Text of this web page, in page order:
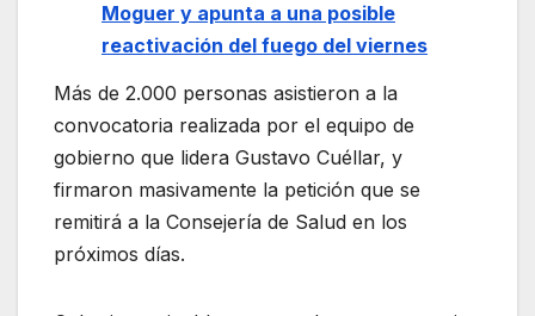
Moguer y apunta a una posible
reactivación del fuego del viernes
Más de 2.000 personas asistieron a la
convocatoria realizada por el equipo de
gobierno que lidera Gustavo Cuéllar, y
firmaron masivamente la petición que se
remitirá a la Consejería de Salud en los
próximos días.